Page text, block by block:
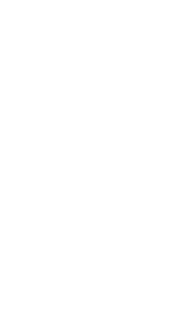
Schutzgüter nicht
Umstände ermittelt,
von Bedeutung
Der
zu begründen und
Einwendungen
des
kann durch
werden.
schließt
betreffende
insbesondere öffentlich-
Verleihungen,